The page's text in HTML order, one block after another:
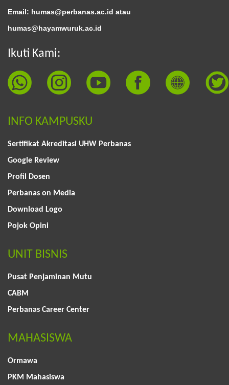
Email: humas@perbanas.ac.id atau
humas@hayamwuruk.ac.id
Ikuti Kami:
INFO KAMPUSKU
Sertifikat Akreditasi UHW Perbanas
Google Review
Profil Dosen
Perbanas on Media
Download Logo
Pojok Opini
UNIT BISNIS
Pusat Penjaminan Mutu
CABM
Perbanas Career Center
MAHASISWA
Ormawa
PKM Mahasiswa